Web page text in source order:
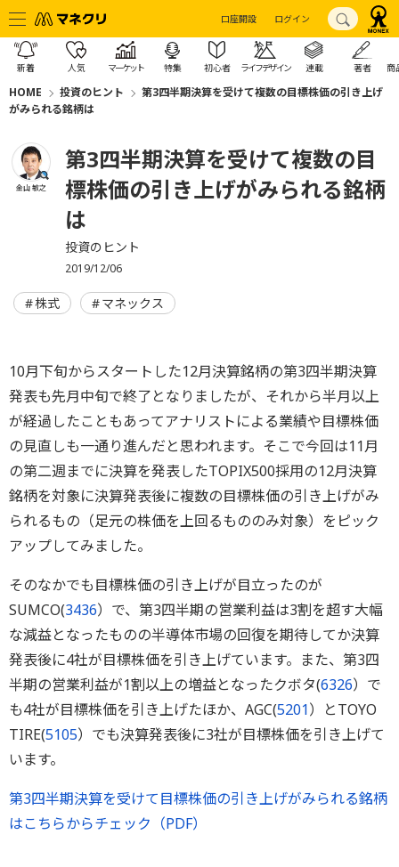
口座開設 ログイン
新着 人気 マーケット 特集 初心者 ライフデザイン 連載 著者 商
HOME 投資のヒント
第3四半期決算を受けて複数の目標株価の引き上げ
がみられる銘柄は
金山 敏之
第3四半期決算を受けて複数の目
標株価の引き上げがみられる銘柄
は
投資のヒント
2019/12/06
株式 マネックス
10月下旬からスタートした12月決算銘柄の第3四半期決算
発表も先月中旬で終了となりましたが、それから半月以上
が経過したこともあってアナリストによる業績や目標株価
の見直しも一通り進んだと思われます。そこで今回は11月
の第二週までに決算を発表したTOPIX500採用の12月決算
銘柄を対象に決算発表後に複数の目標株価の引き上げがみ
られるもの（足元の株価を上回るもののみ対象）をピック
アップしてみました。
そのなかでも目標株価の引き上げが目立ったのが
SUMCO(3436）で、第3四半期の営業利益は3割を超す大幅
な減益となったものの半導体市場の回復を期待してか決算
発表後に4社が目標株価を引き上げています。また、第3四
半期の営業利益が1割以上の増益となったクボタ(6326）で
も4社が目標株価を引き上げたほか、AGC(5201）とTOYO
TIRE(5105）でも決算発表後に3社が目標株価を引き上げて
います。
第3四半期決算を受けて目標株価の引き上げがみられる銘柄
はこちらからチェック（PDF）